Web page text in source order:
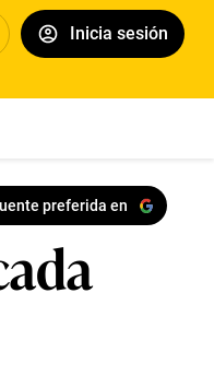
Inicia sesión
preferida en